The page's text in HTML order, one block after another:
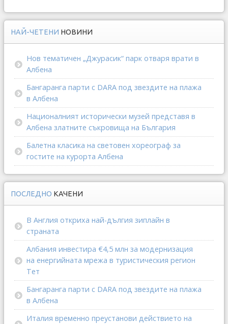
НАЙ-ЧЕТЕНИ НОВИНИ
Нов тематичен „Джурасик“ парк отваря врати в
Албена
Бангаранга парти с DARA под звездите на плажа
в Албена
Националният исторически музей представя в
Албена златните съкровища на България
Балетна класика на световен хореограф за
гостите на курорта Албена
ПОСЛЕДНО КАЧЕНИ
В Англия откриха най-дългия зиплайн в
страната
Албания инвестира €4,5 млн за модернизация
на енергийната мрежа в туристическия регион
Тет
Бангаранга парти с DARA под звездите на плажа
в Албена
Италия временно преустанови действието на